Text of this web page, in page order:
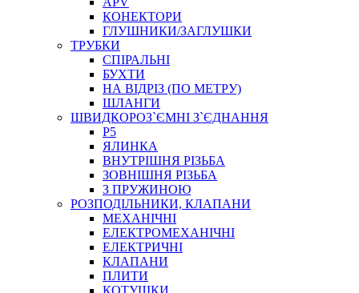
КОНЕКТОРИ
ГЛУШНИКИ/ЗАГЛУШКИ
ТРУБКИ
СПІРАЛЬНІ
БУХТИ
НА ВІДРІЗ (ПО МЕТРУ)
ШЛАНГИ
ШВИДКОРОЗ`ЄМНІ З`ЄДНАННЯ
P5
ЯЛИНКА
ВНУТРІШНЯ РІЗЬБА
ЗОВНІШНЯ РІЗЬБА
З ПРУЖИНОЮ
РОЗПОДІЛЬНИКИ, КЛАПАНИ
МЕХАНІЧНІ
ЕЛЕКТРОМЕХАНІЧНІ
ЕЛЕКТРИЧНІ
КЛАПАНИ
ПЛИТИ
КОТУШКИ